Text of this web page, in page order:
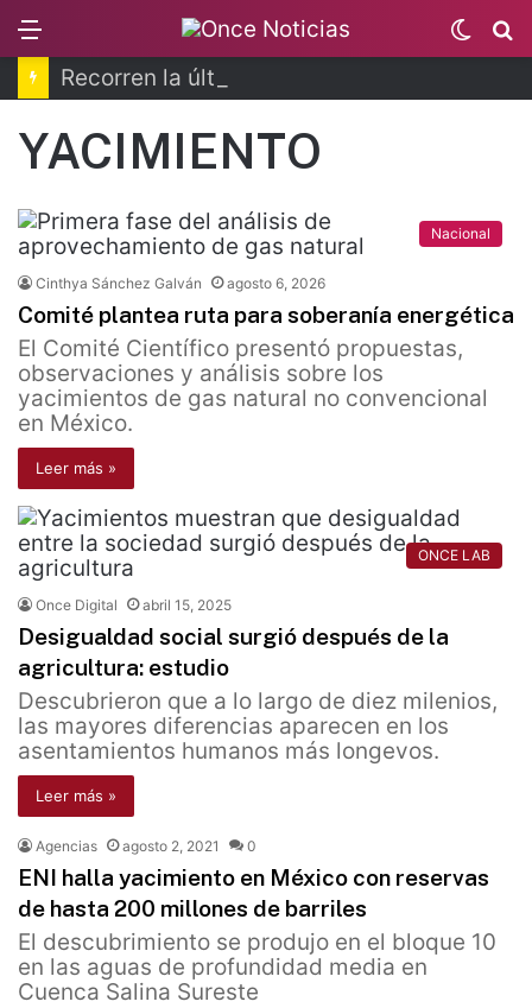
Switch
skin
YACIMIENTO
Nacional
Cinthya Sánchez Galván agosto 6, 2026
Comité plantea ruta para soberanía energética
El Comité Científico presentó propuestas,
observaciones y análisis sobre los
yacimientos de gas natural no convencional
en México.
Leer más »
ONCE LAB
Once Digital abril 15, 2025
Desigualdad social surgió después de la
agricultura: estudio
Descubrieron que a lo largo de diez milenios,
las mayores diferencias aparecen en los
asentamientos humanos más longevos.
Leer más »
Agencias agosto 2, 2021 0
ENI halla yacimiento en México con reservas
de hasta 200 millones de barriles
El descubrimiento se produjo en el bloque 10
en las aguas de profundidad media en
Cuenca Salina Sureste